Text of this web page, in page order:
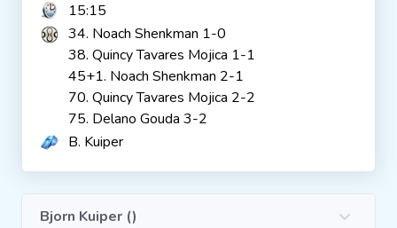
Voetbalpiramide
VROUWEN
Clubs
15:15
34. Noach Shenkman 1-0
38. Quincy Tavares Mojica 1-1
45+1. Noach Shenkman 2-1
70. Quincy Tavares Mojica 2-2
75. Delano Gouda 3-2
B. Kuiper
Bjorn Kuiper ()